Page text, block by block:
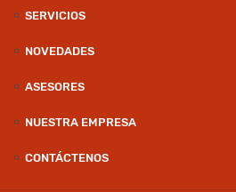
SERVICIOS
NOVEDADES
ASESORES
NUESTRA EMPRESA
CONTÁCTENOS